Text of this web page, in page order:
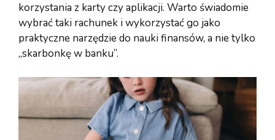
korzystania z karty czy aplikacji. Warto świadomie
wybrać taki rachunek i wykorzystać go jako
praktyczne narzędzie do nauki finansów, a nie tylko
„skarbonkę w banku”.